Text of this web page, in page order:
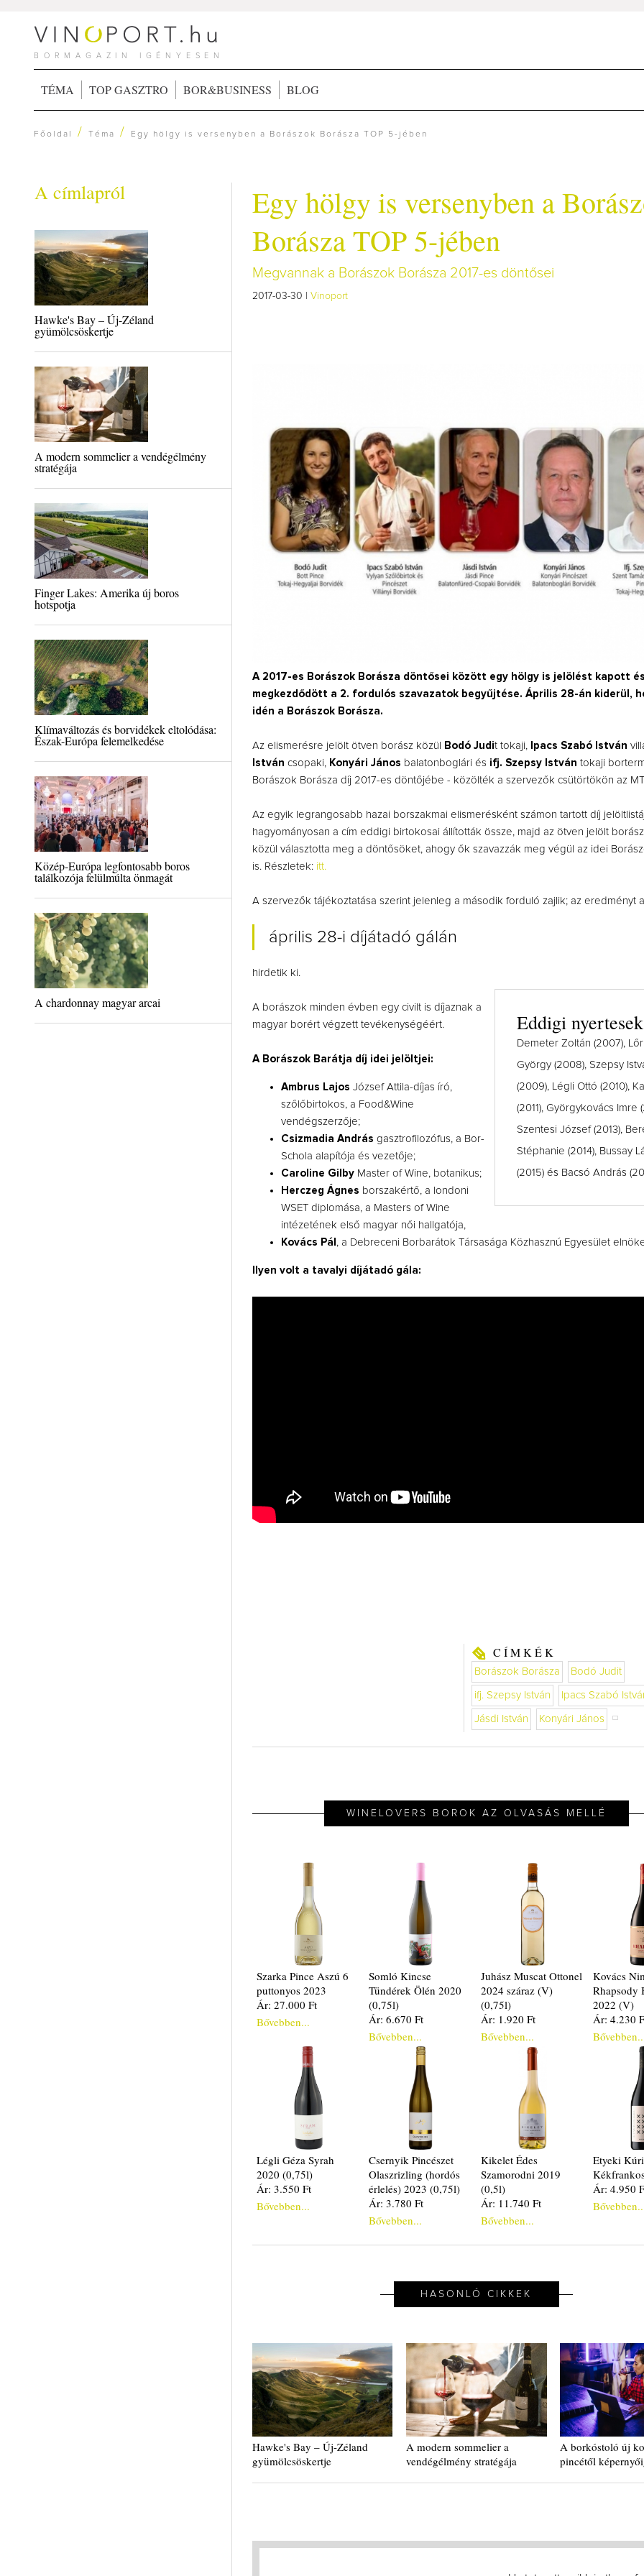
BORMAGAZIN IGÉNYESEN
TÉMA TOP GASZTRO BOR&BUSINESS BLOG
Főoldal /Téma / Egy hölgy is versenyben a Borászok Borásza TOP 5-jében
A címlapról
Hawke's Bay – Új-Zéland
gyümölcsöskertje
A modern sommelier a vendégélmény
stratégája
Finger Lakes: Amerika új boros
hotspotja
Klímaváltozás és borvidékek eltolódása:
Észak-Európa felemelkedése
Közép-Európa legfontosabb boros
találkozója felülmúlta önmagát
A chardonnay magyar arcai
Egy hölgy is versenyben a
Borásza TOP 5-jében
Megvannak a Borászok Borásza 2017-es döntősei
2017-03-30 | Vinoport
A 2017-es Borászok Borásza döntősei között egy hölgy is jelölést kapott
megkezdődött a 2. fordulós szavazatok begyűjtése. Április 28-án kiderül,
idén a Borászok Borásza.
Az elismerésre jelölt ötven borász közül Bodó Judit tokaji, Ipacs Szabó István
István csopaki, Konyári János balatonboglári és ifj. Szepsy István tokaji
Borászok Borásza díj 2017-es döntőjébe - közölték a szervezők csütörtökön az
Az egyik legrangosabb hazai borszakmai elismerésként számon tartott díj
hagyományosan a cím eddigi birtokosai állították össze, majd az ötven jelölt
közül választotta meg a döntősöket, ahogy ők szavazzák meg végül az idei
is. Részletek: itt.
A szervezők tájékoztatása szerint jelenleg a második forduló zajlik; az eredményt
április 28-i díjátadó gálán
hirdetik ki.
Eddigi
Demeter Zoltán (2007),
György (2008), Szepsy
(2009), Légli Ottó (2010),
(2011), Györgykovács Imre
Szentesi József (2013),
Stéphanie (2014), Bussay
(2015) és Bacsó András
A borászok minden évben egy civilt is díjaznak a
magyar borért végzett tevékenységéért.
A Borászok Barátja díj idei jelöltjei:
Ambrus Lajos József Attila-díjas író,
szőlőbirtokos, a Food&Wine
vendégszerzője;
Csizmadia András gasztrofilozófus, a Bor-
Schola alapítója és vezetője;
Caroline GilbyMaster of Wine, botanikus;
Herczeg Ágnes borszakértő, a londoni
WSET diplomása, a Masters of Wine
intézetének első magyar női hallgatója,
Kovács Pál , a Debreceni Borbarátok Társasága Közhasznú Egyesület
Ilyen volt a tavalyi díjátadó gála:
CÍMKÉK
Borászok Borásza Bodó Judit
ifj. Szepsy István Ipacs Szabó
Jásdi István Konyári János
WINELOVERS BOROK AZ OLVASÁS MELLÉ
Szarka Pince Aszú 6
puttonyos 2023
Ár: 27.000 Ft
Bővebben...
Somló Kincse
Tündérek Ölén 2020
(0,75l)
Ár: 6.670 Ft
Bővebben...
Juhász Muscat Ottonel
2024 száraz (V)
(0,75l)
Ár: 1.920 Ft
Bővebben...
Kovács
Rhapsody
2022 (V)
Ár: 4.230
Légli Géza Syrah
2020 (0,75l)
Ár: 3.550 Ft
Bővebben...
Csernyik Pincészet
Olaszrizling (hordós
érlelés) 2023 (0,75l)
Ár: 3.780 Ft
Bővebben...
Kikelet Édes
Szamorodni 2019
(0,5l)
Ár: 11.740 Ft
Bővebben...
Etyeki
Ár: 4.950
HASONLÓ CIKKEK
Hawke's Bay – Új-Zéland
gyümölcsöskertje
A modern sommelier a
vendégélmény stratégája
A borkóstoló új
pincétől
Így lesz valaki
borász #26 -
Az extra ráadás
pillanatokat